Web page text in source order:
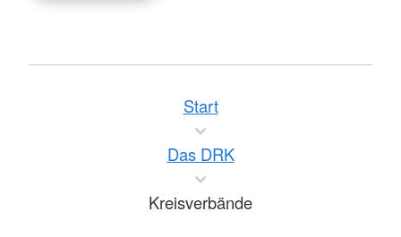
Start
Das DRK
Kreisverbände